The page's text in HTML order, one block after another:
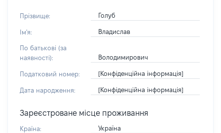
Прізвище: Голуб
Ім'я: Владислав
По батькові (за
наявності):
Володимирович
Податковий номер: [Конфіденційна інформація]
Дата народження: [Конфіденційна інформація]
Зареєстроване місце проживання
Країна: Україна